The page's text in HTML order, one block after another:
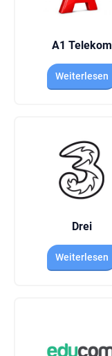
A1 Telekom
Weiterlesen
Drei
Weiterlesen